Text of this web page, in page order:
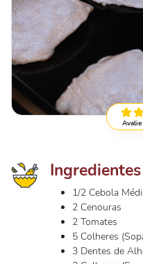
Ingredientes
1/2 Cebola
2 Cenouras
2 Tomates
5 Colheres
3 Dentes de